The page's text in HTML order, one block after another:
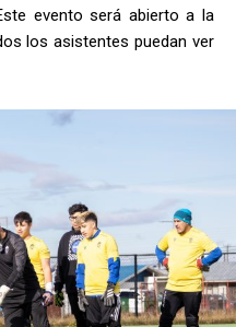
evento será abierto a la
los asistentes puedan ver